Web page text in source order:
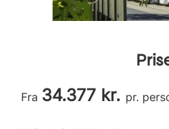
Fra 34.377 kr. pr.